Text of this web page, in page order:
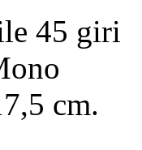
45 giri
cm.